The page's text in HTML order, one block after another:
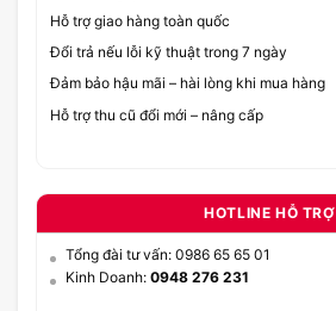
Hỗ trợ giao hàng toàn quốc
Đổi trả nếu lỗi kỹ thuật trong 7 ngày
Đảm bảo hậu mãi – hài lòng khi mua hàng
Hỗ trợ thu cũ đổi mới – nâng cấp
HOTLINE HỖ TRỢ
Tổng đài tư vấn: 0986 65 65 01
Kinh Doanh: 0948 276 231